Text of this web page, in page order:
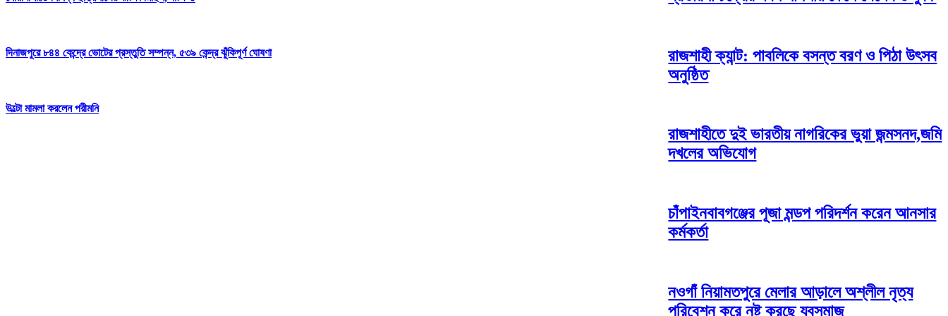
দিনাজপুরে ৮৪৪ কেন্দ্রে ভোটের প্রস্তুতি সম্পন্ন, ৫৩৯ কেন্দ্র ঝুঁকিপূর্ণ ঘোষণা
উল্টো মামলা করলেন পরীমনি
রাজশাহী ক্যান্ট: পাবলিকে বসন্ত বরণ ও পিঠা উৎসব
অনুষ্ঠিত
রাজশাহীতে দুই ভারতীয় নাগরিকের ভুয়া জন্মসনদ,জমি
দখলের অভিযোগ
চাঁপাইনবাবগঞ্জের পূজা মন্ডপ পরিদর্শন করেন আনসার
কর্মকর্তা
নওগাঁ নিয়ামতপুরে মেলার আড়ালে অশ্লীল নৃত্য
পরিবেশন করে নষ্ট করছে যুবসমাজ